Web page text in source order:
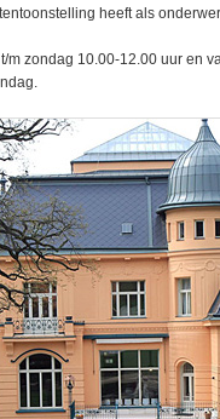
heeft als
m zondag 10.00-12.00 uur en